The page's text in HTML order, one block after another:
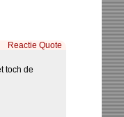
Reactie Quote
toch de